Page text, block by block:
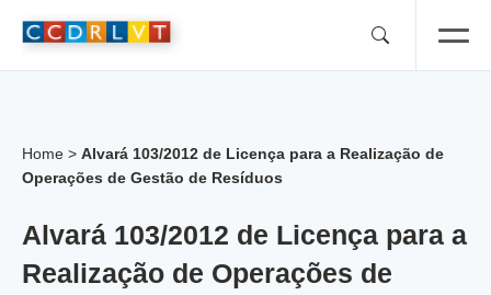
Home > Alvará 103/2012 de Licença para a Realização de
Operações de Gestão de Resíduos
Alvará 103/2012 de Licença para a
Realização de Operações de